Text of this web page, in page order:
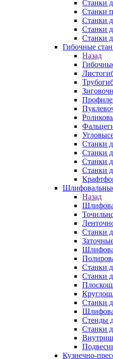
Станки
Станки
Станки
Станки
Станки
Гибочные
Назад
Станки
Станки
Станки
Станки
Назад
Станки
Станки
Станки
Станки
Стенды
Станки
Кузнечно-